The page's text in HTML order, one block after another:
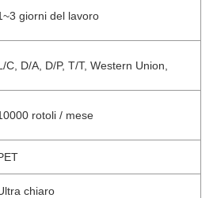
giorni del lavoro
C, D/A, D/P, T/T, Western Union,
rotoli / mese
chiaro